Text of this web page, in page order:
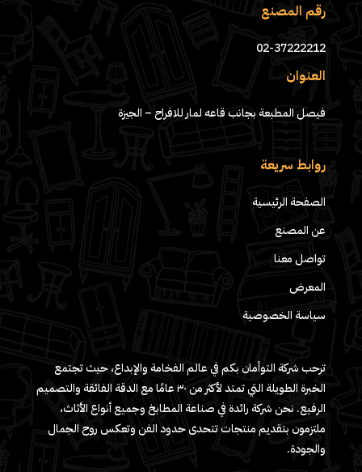
رقم المصنع
02-37222212
العنوان
فيصل المطبعة بجانب قاعه لمار للافراح – الجيزة
روابط سريعة
الصفحة الرئيسية
عن المصنع
تواصل معنا
المعرض
سياسة الخصوصية
ترحب شركة التوأمان بكم في عالم الفخامة والإبداع، حيث تجتمع
الخبرة الطويلة التي تمتد لأكثر من ٣٠ عامًا مع الدقة الفائقة والتصميم
الرفيع. نحن شركة رائدة في صناعة المطابخ وجميع أنواع الأثاث،
ملتزمون بتقديم منتجات تتحدى حدود الفن وتعكس روح الجمال
والجودة.